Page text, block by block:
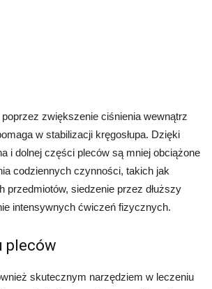
poprzez zwiększenie ciśnienia wewnątrz
w stabilizacji kręgosłupa. Dzięki
i dolnej części pleców są mniej obciążone
codziennych czynności, takich jak
przedmiotów, siedzenie przez dłuższy
intensywnych ćwiczeń fizycznych.
pleców
skutecznym narzędziem w leczeniu